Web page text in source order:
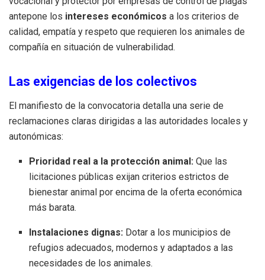
antepone los intereses económicos a los criterios de
calidad, empatía y respeto que requieren los animales de
compañía en situación de vulnerabilidad.
Las exigencias de los colectivos
El manifiesto de la convocatoria detalla una serie de
reclamaciones claras dirigidas a las autoridades locales y
autonómicas:
Prioridad real a la protección animal: Que las
licitaciones públicas exijan criterios estrictos de
bienestar animal por encima de la oferta económica
más barata.
Instalaciones dignas: Dotar a los municipios de
refugios adecuados, modernos y adaptados a las
necesidades de los animales.